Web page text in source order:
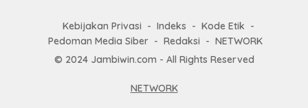
Kebijakan Privasi Indeks
Kode Etik
Pedoman Media Siber
Redaksi
NETWORK
© 2024 Jambiwin.com - All Rights Reserved
NETWORK